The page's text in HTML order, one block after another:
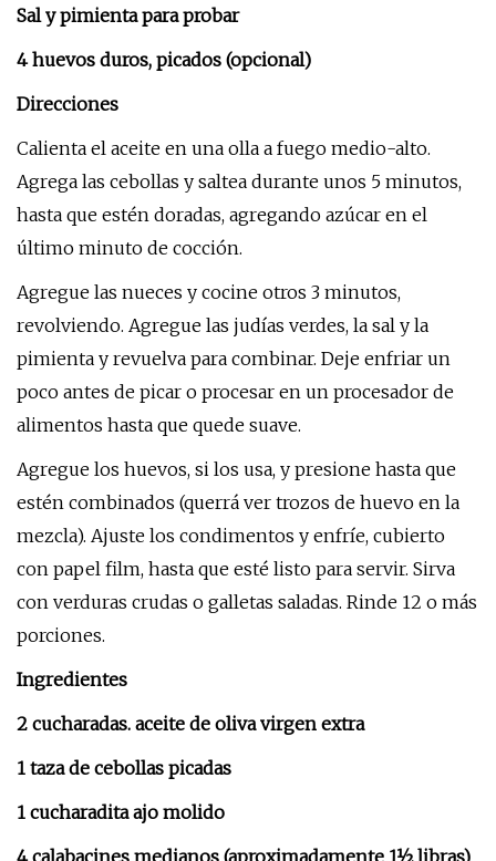
Sal y pimienta para probar
4 huevos duros, picados (opcional)
Direcciones
Calienta el aceite en una olla a fuego medio-alto.
Agrega las cebollas y saltea durante unos 5 minutos,
hasta que estén doradas, agregando azúcar en el
último minuto de cocción.
Agregue las nueces y cocine otros 3 minutos,
revolviendo. Agregue las judías verdes, la sal y la
pimienta y revuelva para combinar. Deje enfriar un
poco antes de picar o procesar en un procesador de
alimentos hasta que quede suave.
Agregue los huevos, si los usa, y presione hasta que
estén combinados (querrá ver trozos de huevo en la
mezcla). Ajuste los condimentos y enfríe, cubierto
con papel film, hasta que esté listo para servir. Sirva
con verduras crudas o galletas saladas. Rinde 12 o más
porciones.
Ingredientes
2 cucharadas. aceite de oliva virgen extra
1 taza de cebollas picadas
1 cucharadita ajo molido
4 calabacines medianos (aproximadamente 1½ libras)